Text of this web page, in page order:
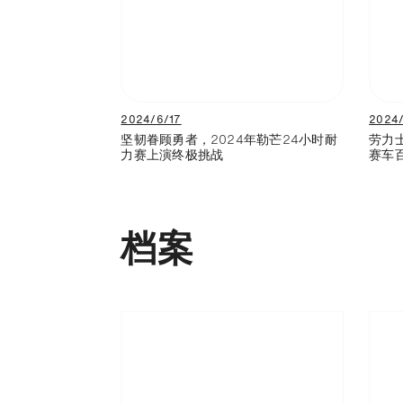
2024/6/17
坚韧眷顾勇者，2024年勒芒24小时耐
力赛上演终极挑战
劳力
赛车
档案